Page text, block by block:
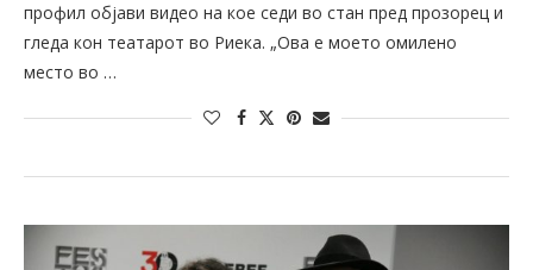
профил објави видео на кое седи во стан пред прозорец и
гледа кон театарот во Риека. „Ова е моето омилено
место во …